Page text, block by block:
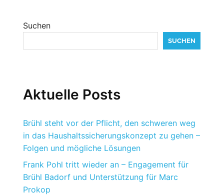
Suchen
SUCHEN
Aktuelle Posts
Brühl steht vor der Pflicht, den schweren weg
in das Haushaltssicherungskonzept zu gehen –
Folgen und mögliche Lösungen
Frank Pohl tritt wieder an – Engagement für
Brühl Badorf und Unterstützung für Marc
Prokop